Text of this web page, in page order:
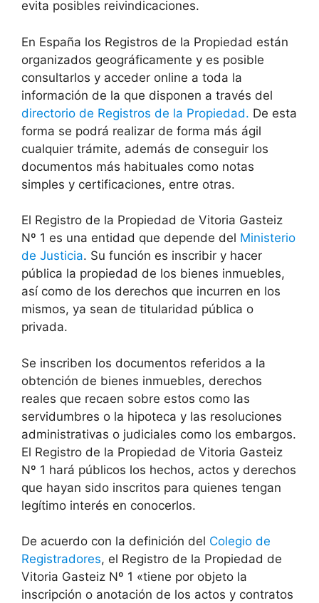
evita posibles reivindicaciones.
En España los Registros de la Propiedad están
organizados geográficamente y es posible
consultarlos y acceder online a toda la
información de la que disponen a través del
directorio de Registros de la Propiedad. De esta
forma se podrá realizar de forma más ágil
cualquier trámite, además de conseguir los
documentos más habituales como notas
simples y certificaciones, entre otras.
El Registro de la Propiedad de Vitoria Gasteiz
Nº 1 es una entidad que depende del Ministerio
de Justicia. Su función es inscribir y hacer
pública la propiedad de los bienes inmuebles,
así como de los derechos que incurren en los
mismos, ya sean de titularidad pública o
privada.
Se inscriben los documentos referidos a la
obtención de bienes inmuebles, derechos
reales que recaen sobre estos como las
servidumbres o la hipoteca y las resoluciones
administrativas o judiciales como los embargos.
El Registro de la Propiedad de Vitoria Gasteiz
Nº 1 hará públicos los hechos, actos y derechos
que hayan sido inscritos para quienes tengan
legítimo interés en conocerlos.
De acuerdo con la definición del Colegio de
Registradores, el Registro de la Propiedad de
Vitoria Gasteiz Nº 1 «tiene por objeto la
inscripción o anotación de los actos y contratos